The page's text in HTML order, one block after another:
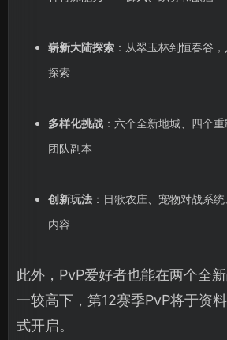
崭新大陆探索：从翠玉林到恒春谷
探索
多样化挑战：六个全新地城、四个
团队副本
创新玩法：日歌农庄、宠物对战系
内容
此外，PvP爱好者也能在两个全
一较高下，第12赛季PvP将于资
式开启。